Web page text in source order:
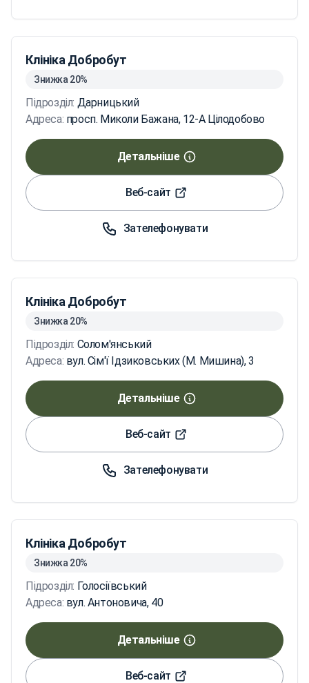
Клініка Добробут
Знижка 20%
Підрозділ: Дарницький
Адреса: просп. Миколи Бажана, 12-А Цілодобово
Детальніше
Веб-сайт
Зателефонувати
Клініка Добробут
Знижка 20%
Підрозділ: Солом'янський
Адреса: вул. Сім'ї Ідзиковських (М. Мишина), 3
Детальніше
Веб-сайт
Зателефонувати
Клініка Добробут
Знижка 20%
Підрозділ: Голосіївський
Адреса: вул. Антоновича, 40
Детальніше
Веб-сайт